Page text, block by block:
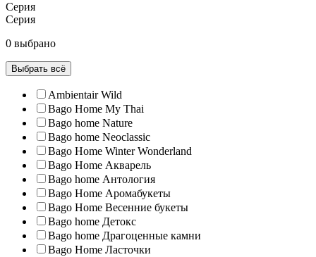
Серия
Серия
0 выбрано
Выбрать всё
Ambientair Wild
Bago Home My Thai
Bago home Nature
Bago home Neoclassic
Bago Home Winter Wonderland
Bago Home Акварель
Bago home Антология
Bago Home Аромабукеты
Bago Home Весенние букеты
Bago home Детокс
Bago home Драгоценные камни
Bago Home Ласточки